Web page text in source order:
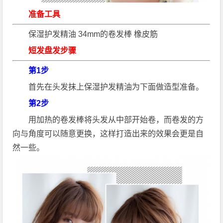
准备工具
保湿护发精油 34mm的卷发棒 橡皮筋
短发盘发步骤
第1步
首先在头发抹上保湿护发精油为下面做造型准备。
第2步
用加热的卷发棒将头发从中部开始卷，而卷发的方
向与角度可以随意更换，这样打造出来的效果会更是自
然一些。